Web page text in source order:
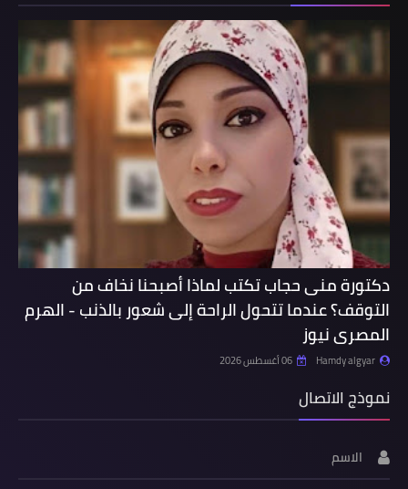
دكتورة منى حجاب تكتب لماذا أصبحنا نخاف من
التوقف؟ عندما تتحول الراحة إلى شعور بالذنب - الهرم
المصرى نيوز
Hamdy algyar 06 أغسطس 2026
نموذج الاتصال
الاسم